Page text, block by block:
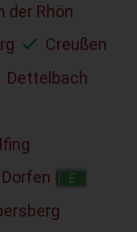
der Rhön
Creußen
Dettelbach
Dorfen E